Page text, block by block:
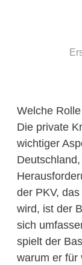
Welche
Die private
wichtiger
der PKV,
wird, ist der
sich
spielt der
warum er für